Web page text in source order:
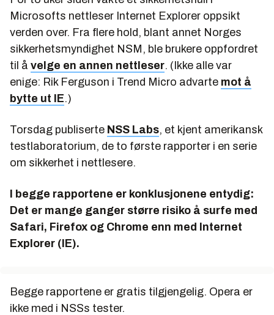
Microsofts nettleser Internet Explorer oppsikt
verden over. Fra flere hold, blant annet Norges
sikkerhetsmyndighet NSM, ble brukere oppfordret
til å velge en annen nettleser. (Ikke alle var
enige: Rik Ferguson i Trend Micro advarte mot å
bytte ut IE.)
Torsdag publiserte NSS Labs, et kjent amerikansk
testlaboratorium, de to første rapporter i en serie
om sikkerhet i nettlesere.
I begge rapportene er konklusjonene entydig:
Det er mange ganger større risiko å surfe med
Safari, Firefox og Chrome enn med Internet
Explorer (IE).
Begge rapportene er gratis tilgjengelig. Opera er
ikke med i NSSs tester.